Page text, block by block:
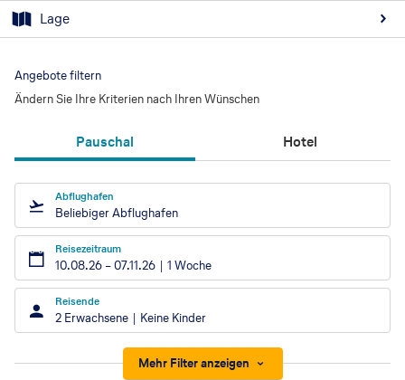
Lage
Angebote filtern
Ändern Sie Ihre Kriterien nach Ihren Wünschen
Pauschal Hotel
Abflughafen
Beliebiger Abflughafen
Reisezeitraum
10.08.26 –07.11.26 1 Woche
Reisende
2 Erwachsene Keine Kinder
Mehr Filter anzeigen